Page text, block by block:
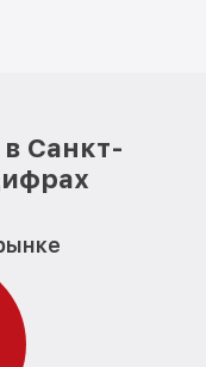
Санкт-